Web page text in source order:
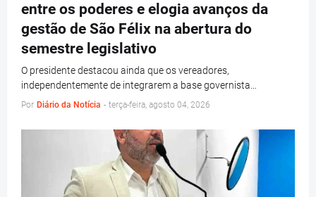
entre os poderes e elogia avanços da
gestão de São Félix na abertura do
semestre legislativo
O presidente destacou ainda que os vereadores,
independentemente de integrarem a base governista…
Por Diário da Notícia - terça-feira, agosto 04, 2026